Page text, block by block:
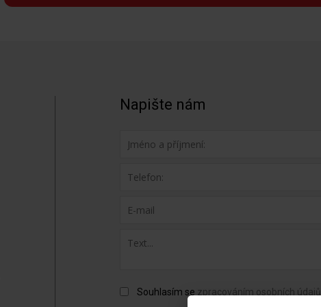
Napište nám
Souhlasím se zpracováním osobních údajů